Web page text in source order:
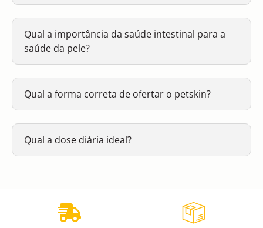
Qual a importância da saúde intestinal para a
saúde da pele?
Qual a forma correta de ofertar o petskin?
Qual a dose diária ideal?